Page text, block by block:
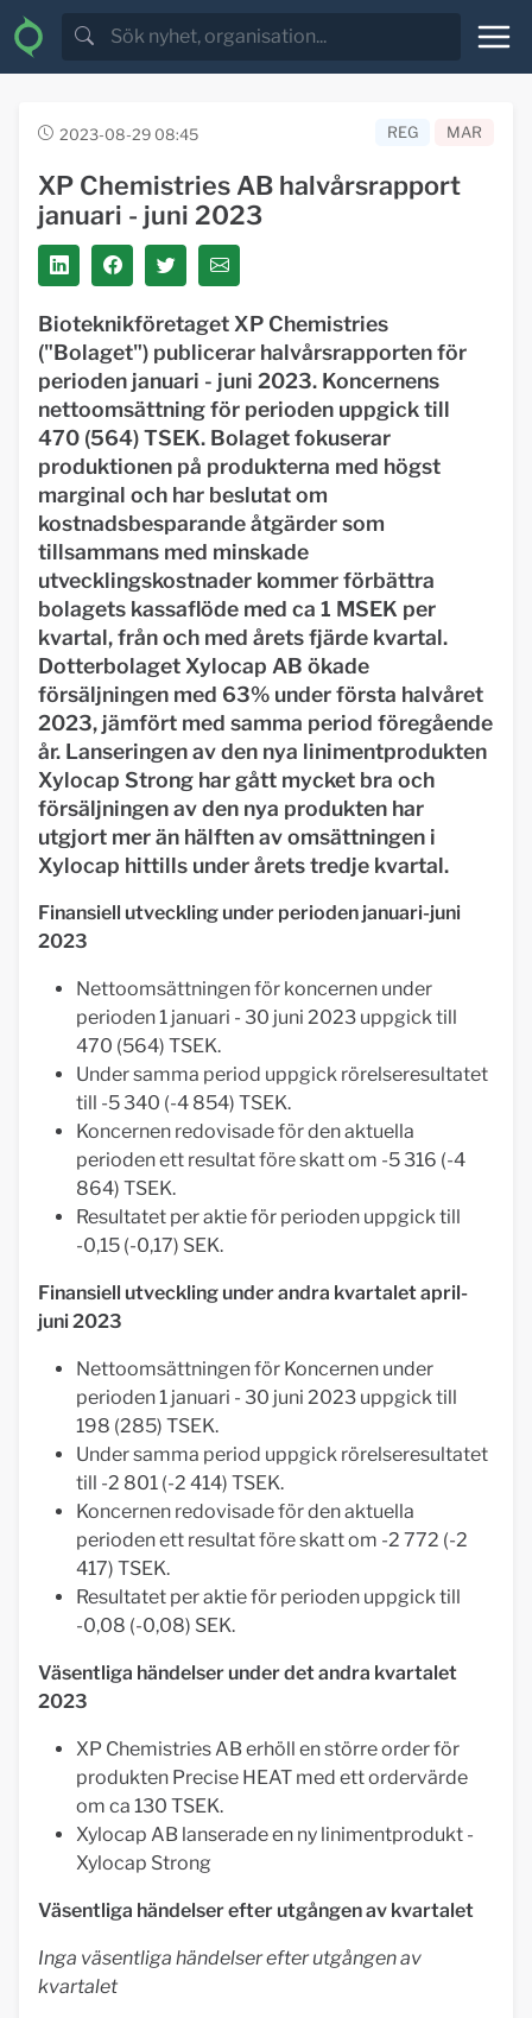
2023-08-29 08:45 REG MAR
XP Chemistries AB halvårsrapport
januari - juni 2023
Bioteknikföretaget XP Chemistries
("Bolaget") publicerar halvårsrapporten för
perioden januari - juni 2023. Koncernens
nettoomsättning för perioden uppgick till
470 (564) TSEK. Bolaget fokuserar
produktionen på produkterna med högst
marginal och har beslutat om
kostnadsbesparande åtgärder som
tillsammans med minskade
utvecklingskostnader kommer förbättra
bolagets kassaflöde med ca 1 MSEK per
kvartal, från och med årets fjärde kvartal.
Dotterbolaget Xylocap AB ökade
försäljningen med 63% under första halvåret
2023, jämfört med samma period föregående
år. Lanseringen av den nya linimentprodukten
Xylocap Strong har gått mycket bra och
försäljningen av den nya produkten har
utgjort mer än hälften av omsättningen i
Xylocap hittills under årets tredje kvartal.
Finansiell utveckling under perioden januari-juni
2023
Nettoomsättningen för koncernen under
perioden 1 januari - 30 juni 2023 uppgick till
470 (564) TSEK.
Under samma period uppgick rörelseresultatet
till -5 340 (-4 854) TSEK.
Koncernen redovisade för den aktuella
perioden ett resultat före skatt om -5 316 (-4
864) TSEK.
Resultatet per aktie för perioden uppgick till
-0,15 (-0,17) SEK.
Finansiell utveckling under andra kvartalet april-
juni 2023
Nettoomsättningen för Koncernen under
perioden 1 januari - 30 juni 2023 uppgick till
198 (285) TSEK.
Under samma period uppgick rörelseresultatet
till -2 801 (-2 414) TSEK.
Koncernen redovisade för den aktuella
perioden ett resultat före skatt om -2 772 (-2
417) TSEK.
Resultatet per aktie för perioden uppgick till
-0,08 (-0,08) SEK.
Väsentliga händelser under det andra kvartalet
2023
XP Chemistries AB erhöll en större order för
produkten Precise HEAT med ett ordervärde
om ca 130 TSEK.
Xylocap AB lanserade en ny linimentprodukt -
Xylocap Strong
Väsentliga händelser efter utgången av kvartalet
Inga väsentliga händelser efter utgången av
kvartalet